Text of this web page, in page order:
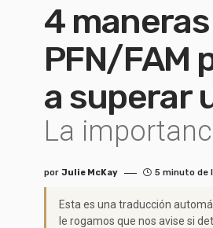
4
PFN/FAM
a superar
La
por Julie McKay 5 minuto de
Esta es una traducción
le rogamos que nos avise si